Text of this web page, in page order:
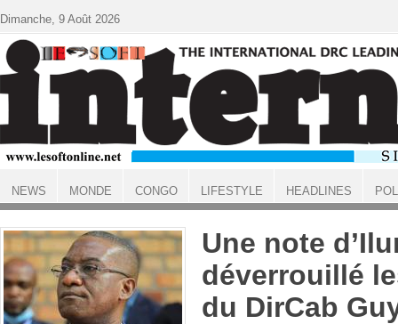
ACCUEIL
Une note
déverrouillé
du DirCab
Dimanche, 9 Août 2026
NEWS MONDE CONGO LIFESTYLE HEADLINES